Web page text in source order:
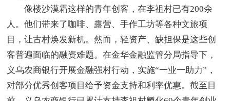
像楼沙漠霜这样的青年创客，在李祖村已有200余
人。他们带来了咖啡、露营、手作工坊等各种文旅项
目，让古村焕发新机。然而，轻资产、缺担保是这些创
客普遍面临的融资难题。在金华金融监管分局指导下，
义乌农商银行开展金融强村行动，实施“一业一助力”，
对部分优秀创客项目给予资金支持和利率优惠。截至目